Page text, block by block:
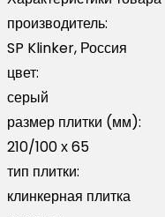
65L-
022
производитель:
SP Klinker, Россия
цвет:
серый
размер плитки (мм):
210/100 х 65
тип плитки:
клинкерная плитка